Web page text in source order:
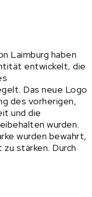
Laimburg haben
entwickelt, die
Das neue Logo
des vorherigen,
und die
wurden.
wurden bewahrt,
stärken. Durch